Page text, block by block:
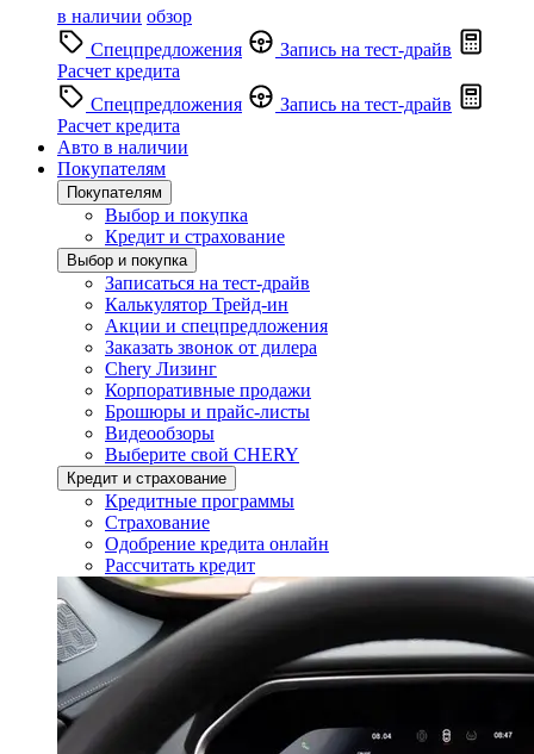
в наличии обзор
Спецпредложения
Запись на тест-драйв
Расчет кредита
Спецпредложения
Запись на тест-драйв
Расчет кредита
Авто в наличии
Покупателям
Покупателям
Выбор и покупка
Кредит и страхование
Выбор и покупка
Записаться на тест-драйв
Калькулятор Трейд-ин
Акции и спецпредложения
Заказать звонок от дилера
Chery Лизинг
Корпоративные продажи
Брошюры и прайс-листы
Видеообзоры
Выберите свой CHERY
Кредит и страхование
Кредитные программы
Страхование
Одобрение кредита онлайн
Рассчитать кредит